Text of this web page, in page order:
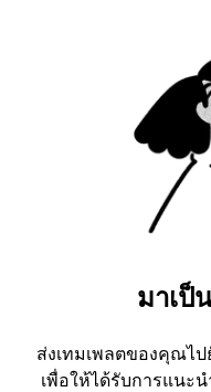
มาเป็
ส่งเทมเพลตของคุณไป
เพื่อให้ได้รับการแนะ